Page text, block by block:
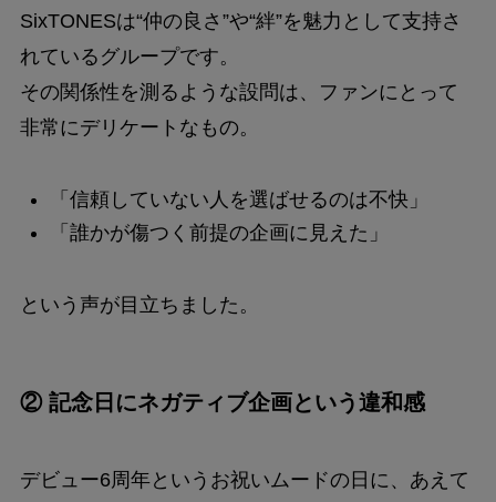
SixTONESは“仲の良さ”や“絆”を魅力として支持さ
れているグループです。
その関係性を測るような設問は、ファンにとって
非常にデリケートなもの。
「信頼していない人を選ばせるのは不快」
「誰かが傷つく前提の企画に見えた」
という声が目立ちました。
② 記念日にネガティブ企画という違和感
デビュー6周年というお祝いムードの日に、あえて